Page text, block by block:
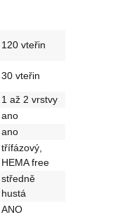
120 vteřin
30 vteřin
1 až 2 vrstvy
ano
ano
třífázový,
HEMA free
středně
hustá
ANO